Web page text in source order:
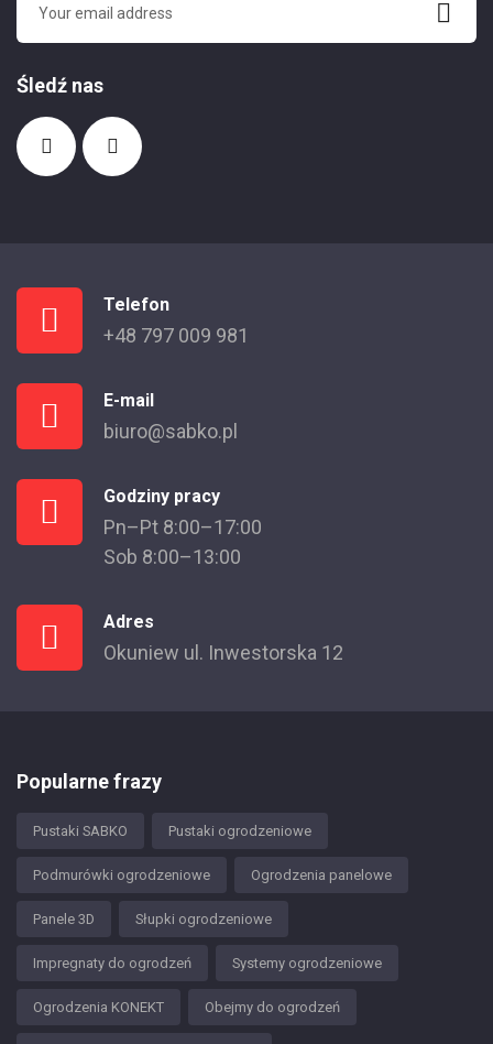
Śledź nas
Telefon
+48 797 009 981
E-mail
biuro@sabko.pl
Godziny pracy
Pn–Pt 8:00–17:00
Sob 8:00–13:00
Adres
Okuniew ul. Inwestorska 12
Popularne frazy
Pustaki SABKO Pustaki ogrodzeniowe
Podmurówki ogrodzeniowe Ogrodzenia panelowe
Panele 3D Słupki ogrodzeniowe
Impregnaty do ogrodzeń Systemy ogrodzeniowe
Ogrodzenia KONEKT Obejmy do ogrodzeń